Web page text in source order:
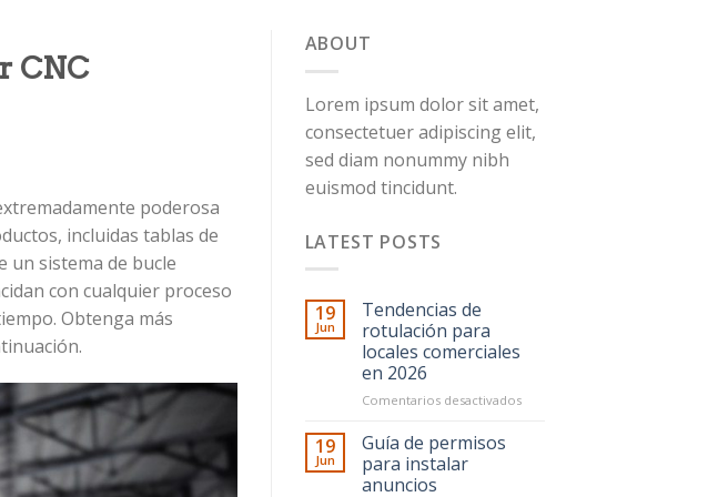
CNC
poderosa
incluidas tablas de
un sistema de bucle
con cualquier proceso
Obtenga más
ABOUT
Lorem ipsum dolor sit amet,
consectetuer adipiscing elit,
sed diam nonummy nibh
euismod tincidunt.
LATEST POSTS
19
Jun
Tendencias de
rotulación para
locales comerciales
en 2026
Comentarios desactivadosen
19
Jun
Guía de permisos
para instalar
anuncios